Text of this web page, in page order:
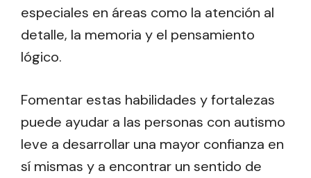
especiales en áreas como la atención al
detalle, la memoria y el pensamiento
lógico.
Fomentar estas habilidades y fortalezas
puede ayudar a las personas con autismo
leve a desarrollar una mayor confianza en
sí mismas y a encontrar un sentido de